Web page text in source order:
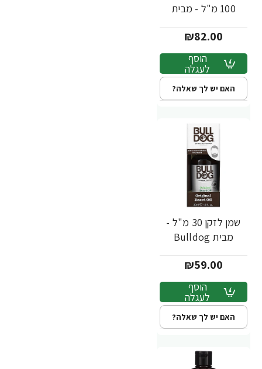
100 מ"ל - מבית
₪82.00
הוסף
לעגלה
האם יש לך שאלה?
שמן לזקן 30 מ"ל -
מבית Bulldog
₪59.00
הוסף
לעגלה
האם יש לך שאלה?